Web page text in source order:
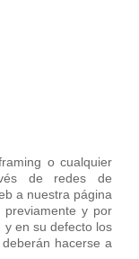
o cualquier
de redes de
a nuestra página
y por
y en su defecto los
hacerse a